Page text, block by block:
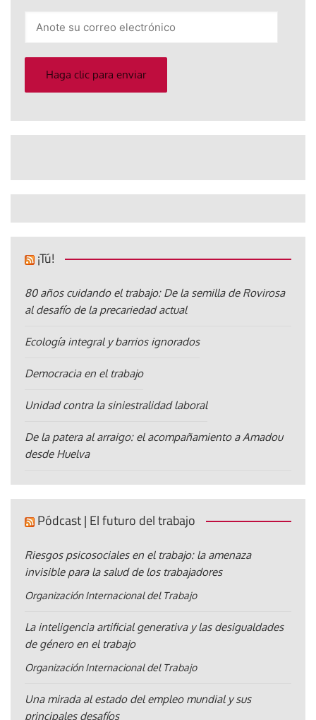
electrónico
Haga clic para enviar
¡Tú!
80 años cuidando el trabajo: De la semilla de Rovirosa
al desafío de la precariedad actual
Ecología integral y barrios ignorados
Democracia en el trabajo
Unidad contra la siniestralidad laboral
De la patera al arraigo: el acompañamiento a Amadou
desde Huelva
Pódcast | El futuro del trabajo
Riesgos psicosociales en el trabajo: la amenaza
invisible para la salud de los trabajadores
Organización Internacional del Trabajo
La inteligencia artificial generativa y las desigualdades
de género en el trabajo
Organización Internacional del Trabajo
Una mirada al estado del empleo mundial y sus
principales desafíos